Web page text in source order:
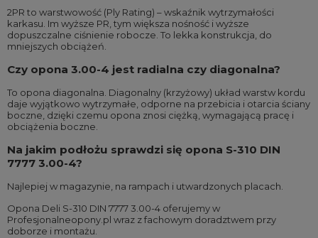
2PR to warstwowość (Ply Rating) – wskaźnik wytrzymałości
karkasu. Im wyższe PR, tym większa nośność i wyższe
dopuszczalne ciśnienie robocze. To lekka konstrukcja, do
mniejszych obciążeń.
Czy opona 3.00-4 jest radialna czy diagonalna?
To opona diagonalna. Diagonalny (krzyżowy) układ warstw kordu
daje wyjątkowo wytrzymałe, odporne na przebicia i otarcia ściany
boczne, dzięki czemu opona znosi ciężką, wymagającą pracę i
obciążenia boczne.
Na jakim podłożu sprawdzi się opona S-310 DIN
7777 3.00-4?
Najlepiej w magazynie, na rampach i utwardzonych placach.
Opona Deli S-310 DIN 7777 3.00-4 oferujemy w
Profesjonalneopony.pl wraz z fachowym doradztwem przy
doborze i montażu.